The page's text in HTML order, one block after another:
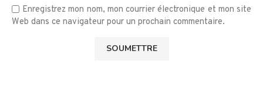
Enregistrez mon nom, mon courrier électronique et mon site
Web dans ce navigateur pour un prochain commentaire.